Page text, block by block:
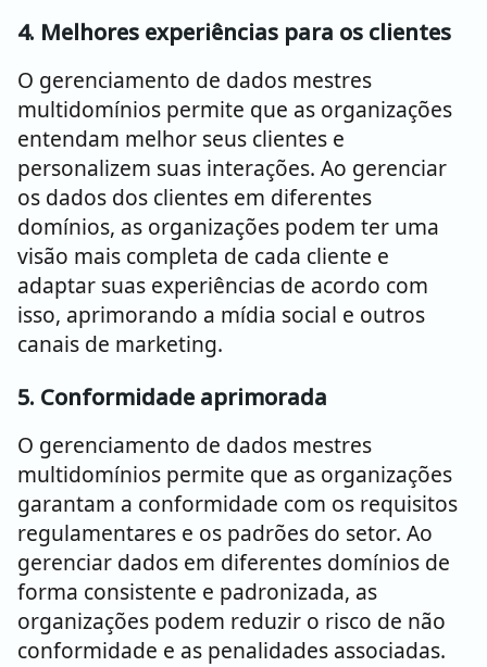
4. Melhores experiências para os clientes
O gerenciamento de dados mestres
multidomínios permite que as organizações
entendam melhor seus clientes e
personalizem suas interações. Ao gerenciar
os dados dos clientes em diferentes
domínios, as organizações podem ter uma
visão mais completa de cada cliente e
adaptar suas experiências de acordo com
isso, aprimorando a mídia social e outros
canais de marketing.
5. Conformidade aprimorada
O gerenciamento de dados mestres
multidomínios permite que as organizações
garantam a conformidade com os requisitos
regulamentares e os padrões do setor. Ao
gerenciar dados em diferentes domínios de
forma consistente e padronizada, as
organizações podem reduzir o risco de não
conformidade e as penalidades associadas.